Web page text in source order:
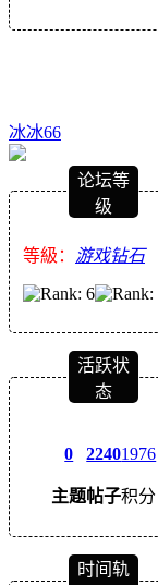
冰冰66
论坛等
级
等級： 游戏钻石
活跃状
态
0
主题
2240
帖子
1976
积分
时间轨